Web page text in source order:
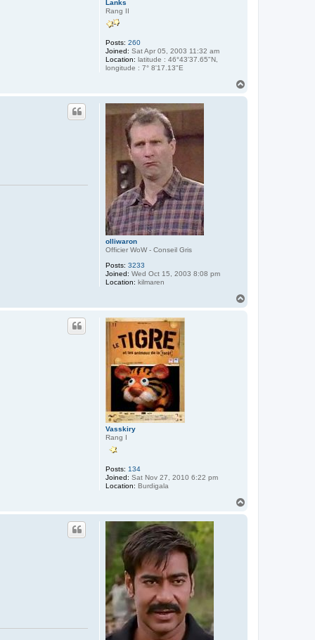
Lanks
Rang II
Posts: 260
Joined: Sat Apr 05, 2003 11:32 am
Location: latitude : 46°43'37.65"N,
longitude : 7° 8'17.13"E
olliwaron
Officier WoW - Conseil Gris
Posts: 3233
Joined: Wed Oct 15, 2003 8:08 pm
Location: kilmaren
Vasskiry
Rang I
Posts: 134
Joined: Sat Nov 27, 2010 6:22 pm
Location: Burdigala